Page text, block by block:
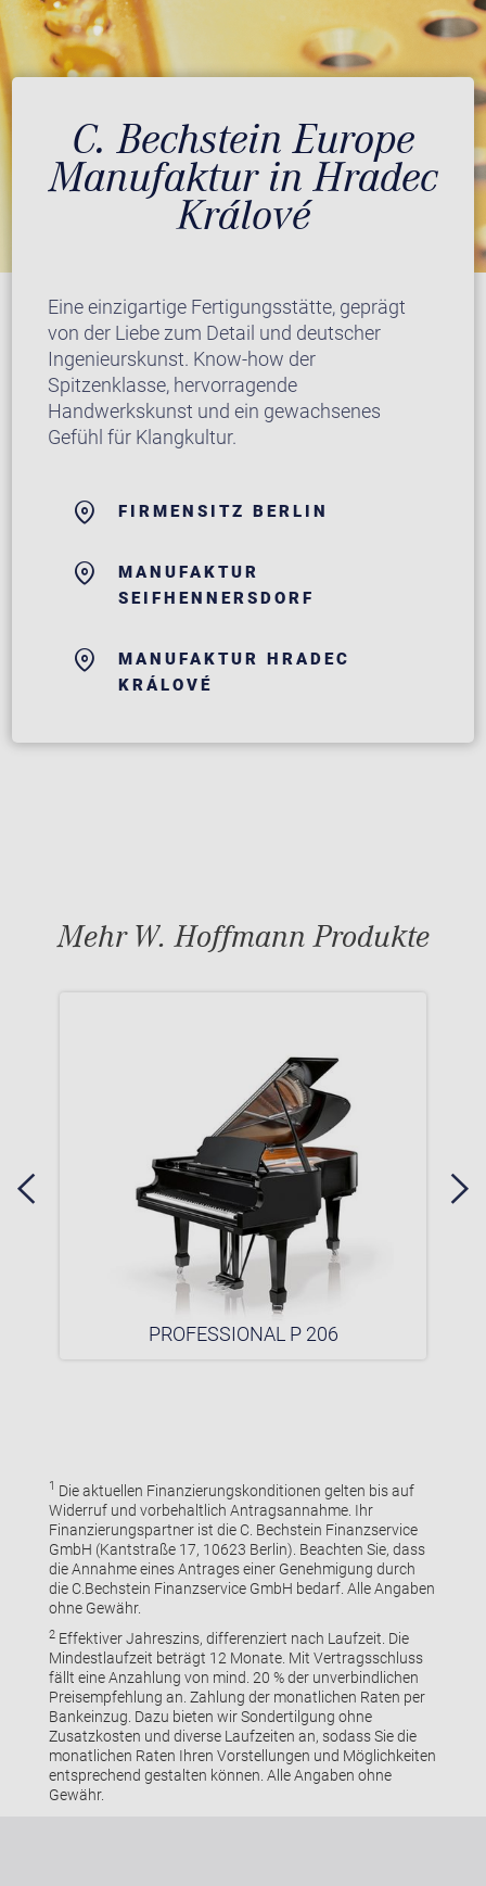
C. Bechstein Europe
Manufaktur in Hradec
Králové
Eine einzigartige Fertigungsstätte, geprägt
von der Liebe zum Detail und deutscher
Ingenieurskunst. Know-how der
Spitzenklasse, hervorragende
Handwerkskunst und ein gewachsenes
Gefühl für Klangkultur.
FIRMENSITZ BERLIN
MANUFAKTUR
SEIFHENNERSDORF
MANUFAKTUR HRADEC
KRÁLOVÉ
Mehr W. Hoffmann Produkte
PROFESSIONAL P 206
1 Die aktuellen Finanzierungskonditionen gelten bis auf
Widerruf und vorbehaltlich Antragsannahme. Ihr
Finanzierungspartner ist die C. Bechstein Finanzservice
GmbH (Kantstraße 17, 10623 Berlin). Beachten Sie, dass
die Annahme eines Antrages einer Genehmigung durch
die C.Bechstein Finanzservice GmbH bedarf. Alle Angaben
ohne Gewähr.
2Effektiver Jahreszins, differenziert nach Laufzeit. Die
Mindestlaufzeit beträgt 12 Monate. Mit Vertragsschluss
fällt eine Anzahlung von mind. 20 % der unverbindlichen
Preisempfehlung an. Zahlung der monatlichen Raten per
Bankeinzug. Dazu bieten wir Sondertilgung ohne
Zusatzkosten und diverse Laufzeiten an, sodass Sie die
monatlichen Raten Ihren Vorstellungen und Möglichkeiten
entsprechend gestalten können. Alle Angaben ohne
Gewähr.